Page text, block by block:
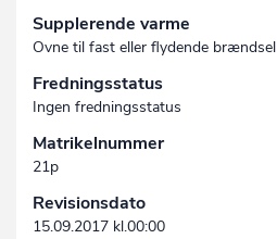
Supplerende varme
Ovne til fast eller flydende brændsel
Fredningsstatus
Ingen fredningsstatus
Matrikelnummer
21p
Revisionsdato
15.09.2017 kl.00:00